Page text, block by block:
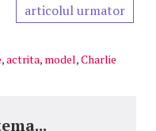
articolul urmator
,actrita, model,Charlie